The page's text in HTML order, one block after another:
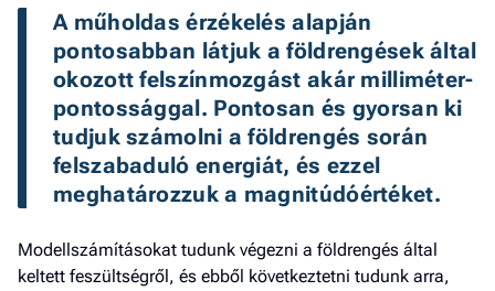
A műholdas érzékelés alapján
pontosabban látjuk a földrengések által
okozott felszínmozgást akár milliméter-
pontossággal. Pontosan és gyorsan ki
tudjuk számolni a földrengés során
felszabaduló energiát, és ezzel
meghatározzuk a magnitúdóértéket.
Modellszámításokat tudunk végezni a földrengés által
keltett feszültségről, és ebből következtetni tudunk arra,